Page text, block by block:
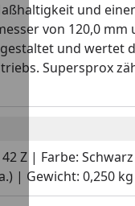
und
von 120,0
und
Z | Farbe:
| Gewicht: 0,250 kg